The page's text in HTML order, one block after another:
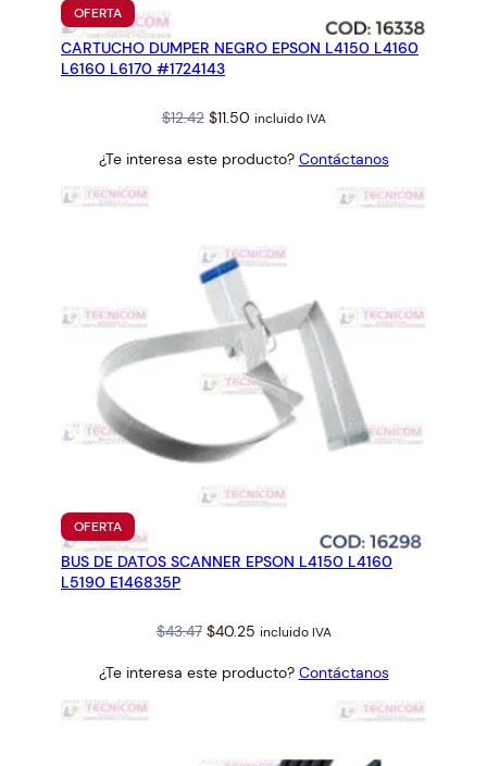
OFERTAPRODUCTO
EN
OFERTA
CARTUCHO DUMPER NEGRO EPSON L4150 L4160
L6160 L6170 #1724143
$12.42 Original
was:
$11.50Current
is:
incluido IVA
¿Te interesa este producto? Contáctanos
OFERTAPRODUCTO
EN
OFERTA
BUS DE DATOS SCANNER EPSON L4150 L4160
L5190 E146835P
$43.47 Original
was:
$40.25Current
is:
incluido IVA
¿Te interesa este producto? Contáctanos